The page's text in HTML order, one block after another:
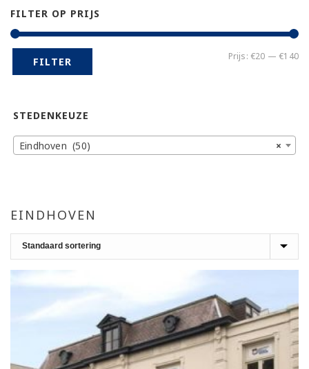
EINDHOVEN
FILTER OP PRIJS
FILTER Prijs: €20 —€140
STEDENKEUZE
×
Eindhoven (50)